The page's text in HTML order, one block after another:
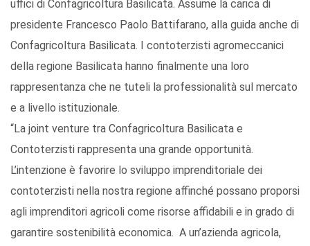
uffici di Confagricoltura Basilicata. Assume la carica di
presidente Francesco Paolo Battifarano, alla guida anche di
Confagricoltura Basilicata. I contoterzisti agromeccanici
della regione Basilicata hanno finalmente una loro
rappresentanza che ne tuteli la professionalità sul mercato
e a livello istituzionale.
“La joint venture tra Confagricoltura Basilicata e
Contoterzisti rappresenta una grande opportunità.
L’intenzione è favorire lo sviluppo imprenditoriale dei
contoterzisti nella nostra regione affinché possano proporsi
agli imprenditori agricoli come risorse affidabili e in grado di
garantire sostenibilità economica. A un’azienda agricola,